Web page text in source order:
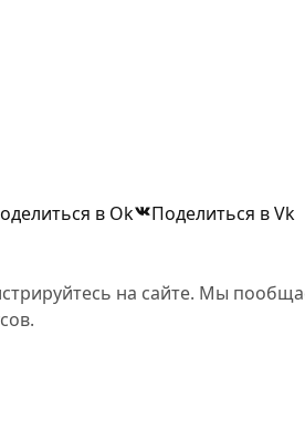
в Ok
Поделиться в Vk
на сайте. Мы